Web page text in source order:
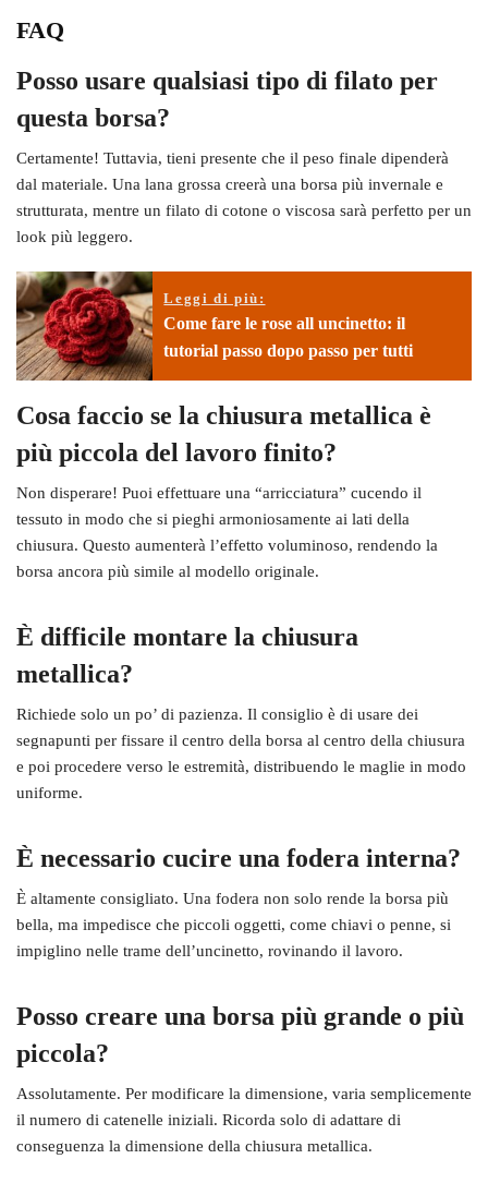
FAQ
Posso usare qualsiasi tipo di filato per
questa borsa?
Certamente! Tuttavia, tieni presente che il peso finale dipenderà
dal materiale. Una lana grossa creerà una borsa più invernale e
strutturata, mentre un filato di cotone o viscosa sarà perfetto per un
look più leggero.
Leggi di più:
Come fare le rose all uncinetto: il
tutorial passo dopo passo per tutti
Cosa faccio se la chiusura metallica è
più piccola del lavoro finito?
Non disperare! Puoi effettuare una “arricciatura” cucendo il
tessuto in modo che si pieghi armoniosamente ai lati della
chiusura. Questo aumenterà l’effetto voluminoso, rendendo la
borsa ancora più simile al modello originale.
È difficile montare la chiusura
metallica?
Richiede solo un po’ di pazienza. Il consiglio è di usare dei
segnapunti per fissare il centro della borsa al centro della chiusura
e poi procedere verso le estremità, distribuendo le maglie in modo
uniforme.
È necessario cucire una fodera interna?
È altamente consigliato. Una fodera non solo rende la borsa più
bella, ma impedisce che piccoli oggetti, come chiavi o penne, si
impiglino nelle trame dell’uncinetto, rovinando il lavoro.
Posso creare una borsa più grande o più
piccola?
Assolutamente. Per modificare la dimensione, varia semplicemente
il numero di catenelle iniziali. Ricorda solo di adattare di
conseguenza la dimensione della chiusura metallica.